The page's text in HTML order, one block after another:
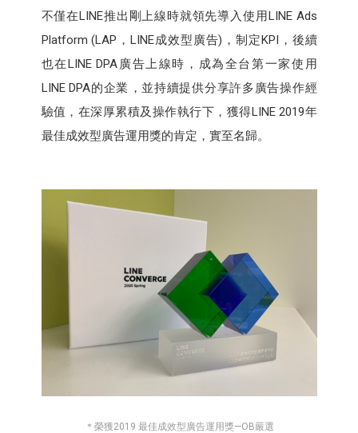
不僅在LINE推出剛上線時就領先導入使用LINE Ads
Platform (LAP，LINE成效型廣告)，制定KPI，後續
也在LINE DPA廣告上線時，成為全台第一家使用
LINE DPA的企業​，並持續提供分享許多廣告操作經
驗值，在深厚累積及操作執行下，獲得LINE 2019年
最佳成效型廣告運用獎的肯定，實至名歸。
＊榮獲2019 最佳成效型廣告運用獎—OB嚴選